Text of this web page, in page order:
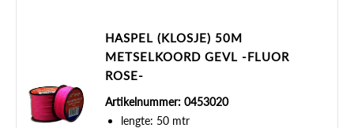
HASPEL (KLOSJE) 50M
METSELKOORD GEVL -FLUOR
ROSE-
Artikelnummer: 0453020
lengte: 50 mtr